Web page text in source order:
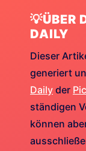
💡ÜBER
DAILY
Dieser
generiert
Daily der
ständigen
können